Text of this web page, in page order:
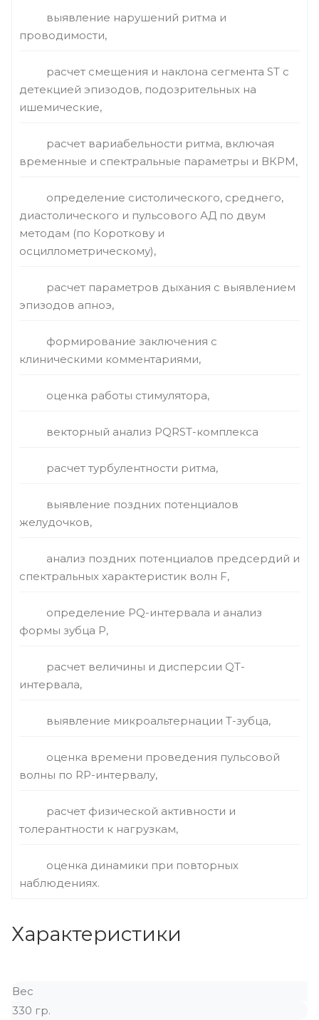
выявление нарушений ритма и
проводимости,
расчет смещения и наклона сегмента ST с
детекцией эпизодов, подозрительных на
ишемические,
расчет вариабельности ритма, включая
временные и спектральные параметры и ВКРМ,
определение систолического, среднего,
диастолического и пульсового АД по двум
методам (по Короткову и
осциллометрическому),
расчет параметров дыхания с выявлением
эпизодов апноэ,
формирование заключения с
клиническими комментариями,
оценка работы стимулятора,
векторный анализ PQRST-комплекса
расчет турбулентности ритма,
выявление поздних потенциалов
желудочков,
анализ поздних потенциалов предсердий и
спектральных характеристик волн F,
определение PQ-интервала и анализ
формы зубца Р,
расчет величины и дисперсии QT-
интервала,
выявление микроальтернации Т-зубца,
оценка времени проведения пульсовой
волны по RP-интервалу,
расчет физической активности и
толерантности к нагрузкам,
оценка динамики при повторных
наблюдениях.
Характеристики
Вес
330 гр.